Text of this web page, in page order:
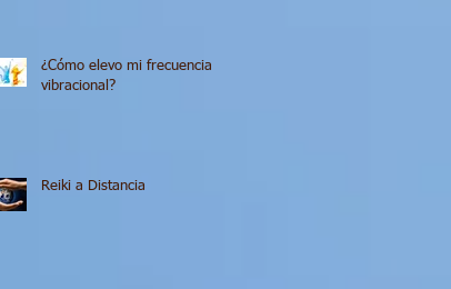
¿Cómo elevo mi frecuencia
vibracional?
Reiki a Distancia